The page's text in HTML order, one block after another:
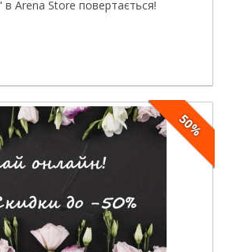
в Arena Store повертається!
50%